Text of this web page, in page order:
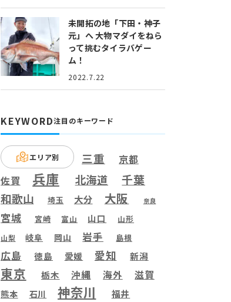
未開拓の地「下田・神子
元」へ大物マダイをねら
って挑むタイラバゲー
ム！
2022.7.22
KEYWORD注目のキーワード
エリア別 三重 京都
佐賀 兵庫 北海道 千葉
和歌山 埼玉 大分 大阪 奈良
宮城 宮崎 富山 山口 山形
山梨 岐阜 岡山 岩手 島根
広島 徳島 愛媛 愛知 新潟
東京 栃木 沖縄 海外 滋賀
熊本 石川 神奈川 福井